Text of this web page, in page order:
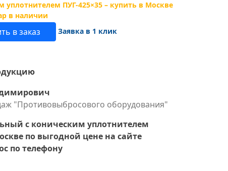
в заказ Заявка в 1 клик
"Противовыбросового оборудования"